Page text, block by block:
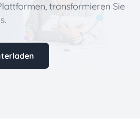
transformieren Sie